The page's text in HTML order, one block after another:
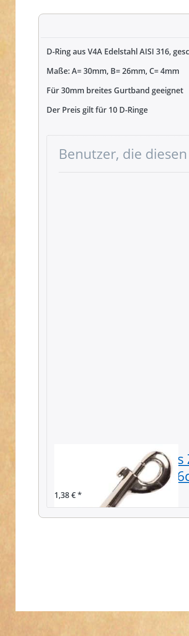
D-Ring aus V4A Edelstahl AISI 316,
Maße: A= 30mm, B= 26mm, C= 4mm
Für 30mm breites Gurtband geeignet
Der Preis gilt für 10 D-Ringe
Benutzer, die
Bolzenkarabiner
20mm Gurtband,
1,38 € *